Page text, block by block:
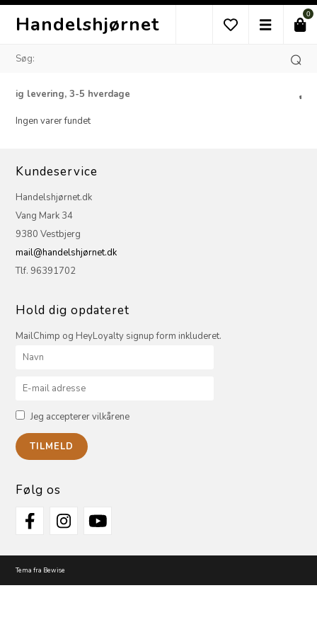
Handelshjørnet 0
3-5 hverdage
Ingen varer fundet
Kundeservice
Handelshjørnet.dk
Vang Mark 34
9380 Vestbjerg
mail@handelshjørnet.dk
Tlf. 96391702
Hold dig opdateret
MailChimp og HeyLoyalty signup form inkluderet.
Jeg accepterer vilkårene
Følg os
Tema fra Bewise